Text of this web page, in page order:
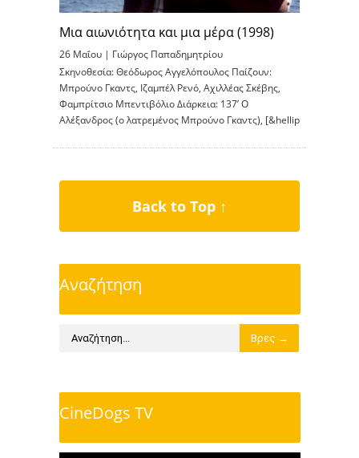
Μια αιωνιότητα και μια μέρα (1998)
26 Μαΐου | Γιώργος Παπαδημητρίου
Σκηνοθεσία: Θεόδωρος Αγγελόπουλος Παίζουν:
Μπρούνο Γκαντς, Ιζαμπέλ Ρενό, Αχιλλέας Σκέβης,
Φαμπρίτσιο Μπεντιβόλιο Διάρκεια: 137’ Ο
Αλέξανδρος (ο λατρεμένος Μπρούνο Γκαντς), [&hellip
Back to Top ↑
Αναζήτηση
CineDogs TV